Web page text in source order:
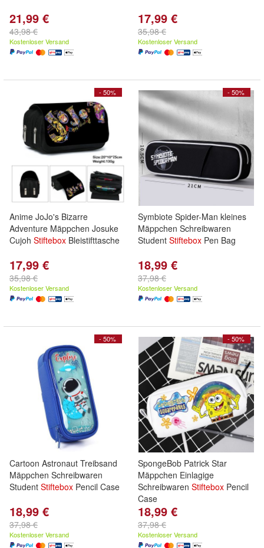
21,99 €
43,98 €
Kostenloser Versand
17,99 €
35,98 €
Kostenloser Versand
- 50%
Anime JoJo's Bizarre
Adventure Mäppchen Josuke
Cujoh Stiftebox Bleistifttasche
17,99 €
35,98 €
Kostenloser Versand
- 50%
Symbiote Spider-Man kleines
Mäppchen Schreibwaren
Student Stiftebox Pen Bag
18,99 €
37,98 €
Kostenloser Versand
- 50%
Cartoon Astronaut Treibsand
Mäppchen Schreibwaren
Student Stiftebox Pencil Case
18,99 €
37,98 €
Kostenloser Versand
- 50%
SpongeBob Patrick Star
Mäppchen Einlagige
Schreibwaren Stiftebox Pencil
Case
18,99 €
37,98 €
Kostenloser Versand